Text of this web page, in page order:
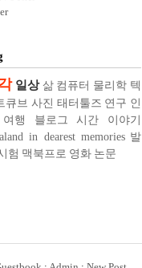
일상 삶 컴퓨터 물리학 텍
큐브 사진 태터툴즈 연구 인
여행 블로그 시간
이야기
in dearest memories 발
험 맥북프로 영화 논문